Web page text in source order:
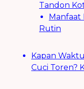
Tandon
Manfaat
Rutin
Kapan
Cuci Toren?